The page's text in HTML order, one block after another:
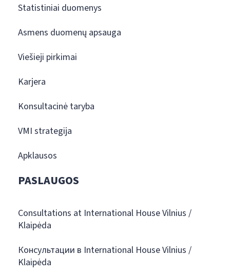
Statistiniai duomenys
Asmens duomenų apsauga
Viešieji pirkimai
Karjera
Konsultacinė taryba
VMI strategija
Apklausos
PASLAUGOS
Consultations at International House Vilnius /
Klaipėda
Консультации в International House Vilnius /
Klaipėda